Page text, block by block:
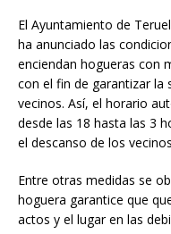
El Ayuntamiento de
ha anunciado las
enciendan hogueras con
con el fin de garantizar la
vecinos. Así, el horario
desde las 18 hasta las 3
el descanso de los
Entre otras medidas se
hoguera garantice que
actos y el lugar en las